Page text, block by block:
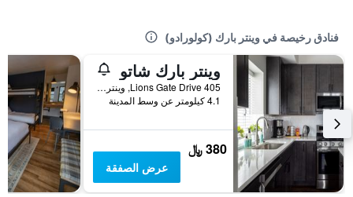
فنادق رخيصة في وينتر بارك (كولورادو)
وينتر بارك شاتو
405 Lions Gate Drive, وينتر بارك (كولورادو), CO, الولايات المتحدة الأميريكية
4.1 كيلومتر عن وسط المدينة
380 ﷼
عرض الصفقة